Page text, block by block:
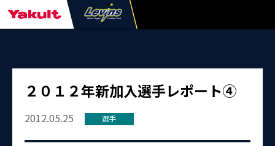
２０１２年新加入選手レポート④
2012.05.25 選手